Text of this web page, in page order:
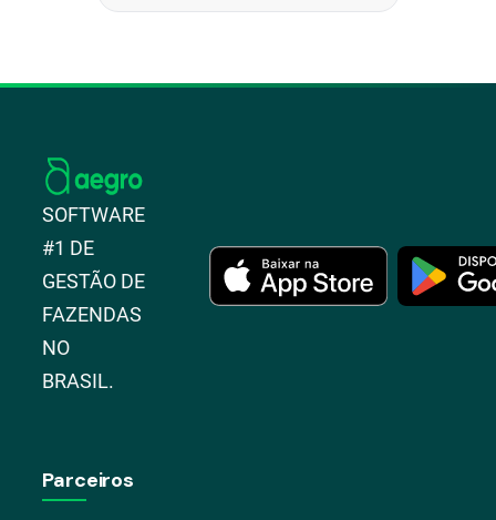
SOFTWARE
#1 DE
GESTÃO DE
FAZENDAS
NO
BRASIL.
Parceiros